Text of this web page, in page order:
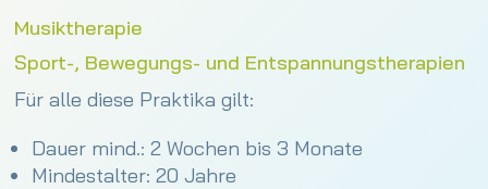
Musiktherapie
Sport-, Bewegungs- und Entspannungstherapien
Für alle diese Praktika gilt:
Dauer mind.: 2 Wochen bis 3 Monate
Mindestalter: 20 Jahre